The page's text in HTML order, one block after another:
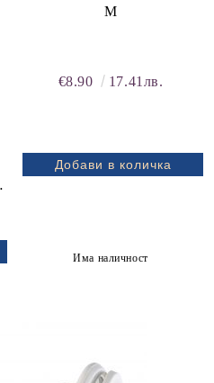
М
€8.90 17.41лв.
Има наличност